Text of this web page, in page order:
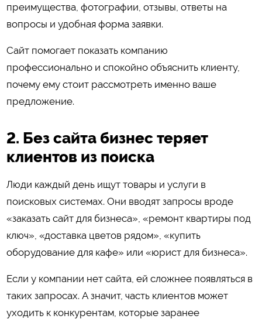
преимущества, фотографии, отзывы, ответы на
вопросы и удобная форма заявки.
Сайт помогает показать компанию
профессионально и спокойно объяснить клиенту,
почему ему стоит рассмотреть именно ваше
предложение.
2. Без сайта бизнес теряет
клиентов из поиска
Люди каждый день ищут товары и услуги в
поисковых системах. Они вводят запросы вроде
«заказать сайт для бизнеса», «ремонт квартиры под
ключ», «доставка цветов рядом», «купить
оборудование для кафе» или «юрист для бизнеса».
Если у компании нет сайта, ей сложнее появляться в
таких запросах. А значит, часть клиентов может
уходить к конкурентам, которые заранее